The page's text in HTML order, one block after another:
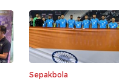
Sepakbola